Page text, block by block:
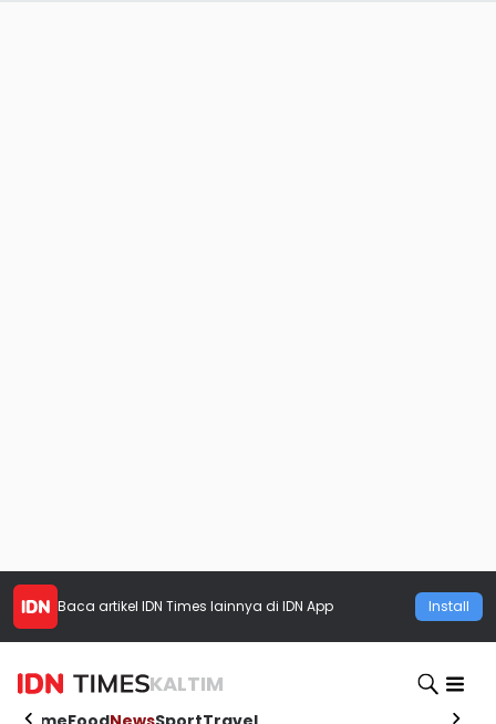
Baca artikel IDN Times lainnya di IDN App Install
KALTIM